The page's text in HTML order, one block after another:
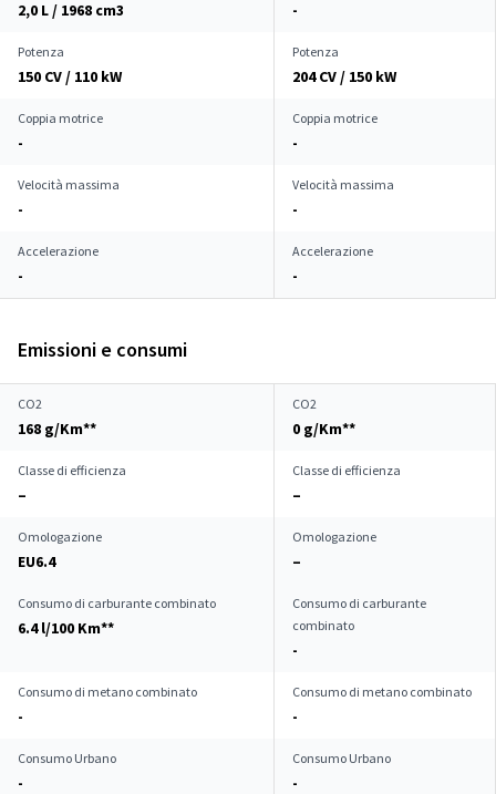
2,0 L / 1968 cm3 -
Potenza
150 CV / 110 kW
Potenza
204 CV / 150 kW
Coppia motrice
-
Coppia motrice
-
Velocità massima
-
Velocità massima
-
Accelerazione
-
Accelerazione
-
Emissioni e consumi
CO2
168 g/Km**
CO2
0 g/Km**
Classe di efficienza
–
Classe di efficienza
–
Omologazione
EU6.4
Omologazione
–
Consumo di carburante combinato
6.4 l/100 Km**
Consumo di carburante
combinato
-
Consumo di metano combinato
-
Consumo di metano combinato
-
Consumo Urbano
-
Consumo Urbano
-